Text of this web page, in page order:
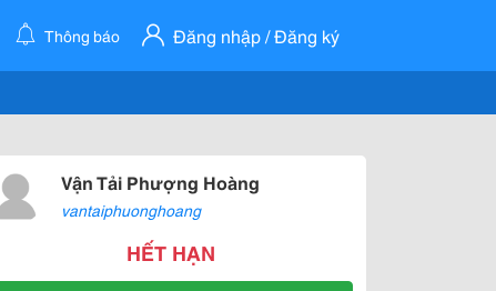
Thông báo Đăng nhập / Đăng ký
Vận Tải Phượng Hoàng
vantaiphuonghoang
HẾT HẠN